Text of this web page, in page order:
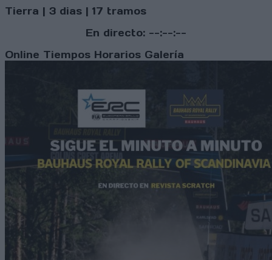
Tierra | 3 dias | 17 tramos
En directo: --:--:--
Online Tiempos Horarios Galería